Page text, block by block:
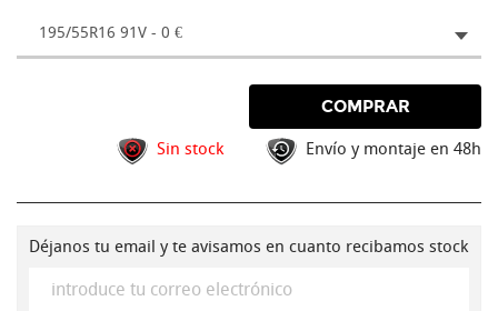
195/55R16 91V - 0 €
COMPRAR
Sin stock Envío y montaje en 48h
Déjanos tu email y te avisamos en cuanto recibamos stock